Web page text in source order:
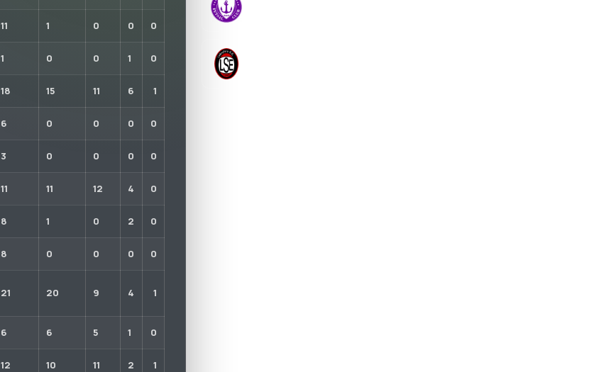
11 1 0 0 0
1 0 0 1 0
18 15 11 6 1
6 0 0 0 0
3 0 0 0 0
11 11 12 4 0
8 1 0 2 0
8 0 0 0 0
21 20 9 4 1
6 6 5 1 0
12 10 11 2 1
2019-09-11 Átigazolás